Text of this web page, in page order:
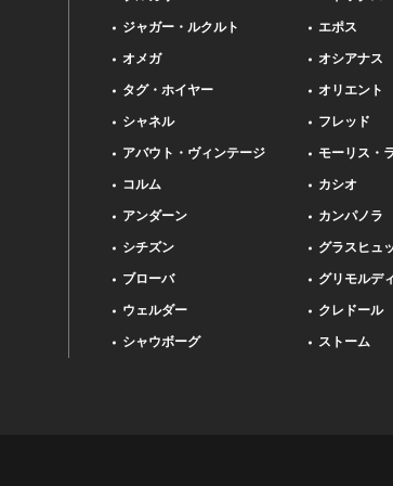
ジャガー・ルクルト
オメガ
タグ・ホイヤー
シャネル
アバウト・ヴィンテージ
コルム
アンダーン
シチズン
ブローバ
ウェルダー
シャウボーグ
エポス
オシアナス
オリエント
フレッド
モーリス・
カシオ
カンパノラ
グラスヒュ
グリモルディ
クレドール
ストーム